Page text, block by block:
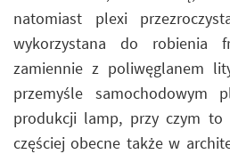
natomiast plexi
wykorzystana do robienia
zamiennie z poliwęglanem
przemyśle samochodowym
produkcji lamp, przy czym to
częściej obecne także w